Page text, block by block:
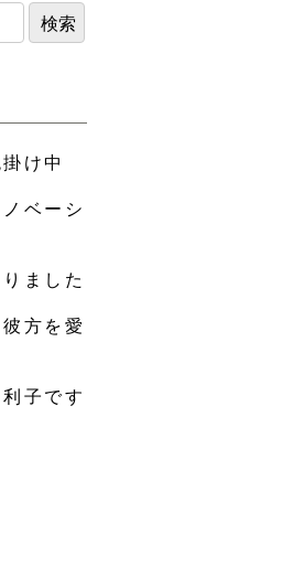
け中
ベーシ
ました
方を愛
子です